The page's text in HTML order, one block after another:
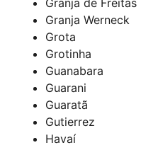
Granja Werneck
Grota
Grotinha
Guanabara
Guarani
Guaratã
Gutierrez
Havaí